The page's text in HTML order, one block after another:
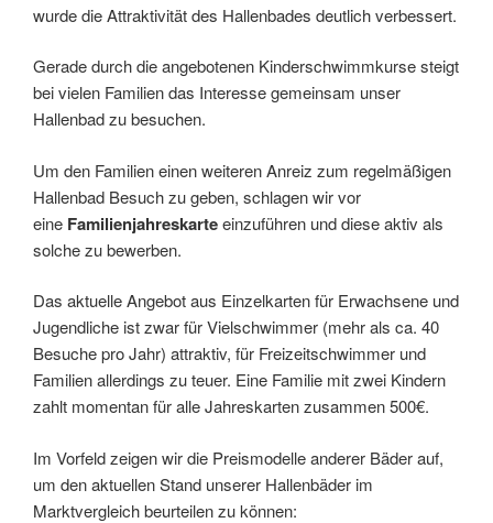
wurde die Attraktivität des Hallenbades deutlich verbessert.
Gerade durch die angebotenen Kinderschwimmkurse steigt
bei vielen Familien das Interesse gemeinsam unser
Hallenbad zu besuchen.
Um den Familien einen weiteren Anreiz zum regelmäßigen
Hallenbad Besuch zu geben, schlagen wir vor
eine Familienjahreskarteeinzuführen und diese aktiv als
solche zu bewerben.
Das aktuelle Angebot aus Einzelkarten für Erwachsene und
Jugendliche ist zwar für Vielschwimmer (mehr als ca. 40
Besuche pro Jahr) attraktiv, für Freizeitschwimmer und
Familien allerdings zu teuer. Eine Familie mit zwei Kindern
zahlt momentan für alle Jahreskarten zusammen 500€.
Im Vorfeld zeigen wir die Preismodelle anderer Bäder auf,
um den aktuellen Stand unserer Hallenbäder im
Marktvergleich beurteilen zu können: